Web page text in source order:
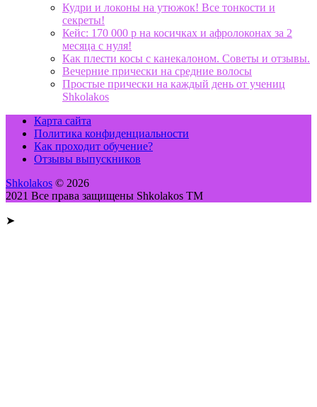
Кудри и локоны на утюжок! Все тонкости и
секреты!
Кейс: 170 000 р на косичках и афролоконах за 2
месяца с нуля!
Как плести косы с канекалоном. Советы и отзывы.
Вечерние прически на средние волосы
Простые прически на каждый день от учениц
Shkolakos
Карта сайта
Политика конфиденциальности
Как проходит обучение?
Отзывы выпускников
Shkolakos © 2026
2021 Все права защищены Shkolakos TM
➤